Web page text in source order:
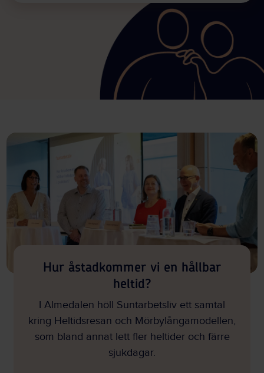
Hur åstadkommer vi en hållbar
heltid?
I Almedalen höll Suntarbetsliv ett samtal
kring Heltidsresan och Mörbylångamodellen,
som bland annat lett fler heltider och färre
sjukdagar.